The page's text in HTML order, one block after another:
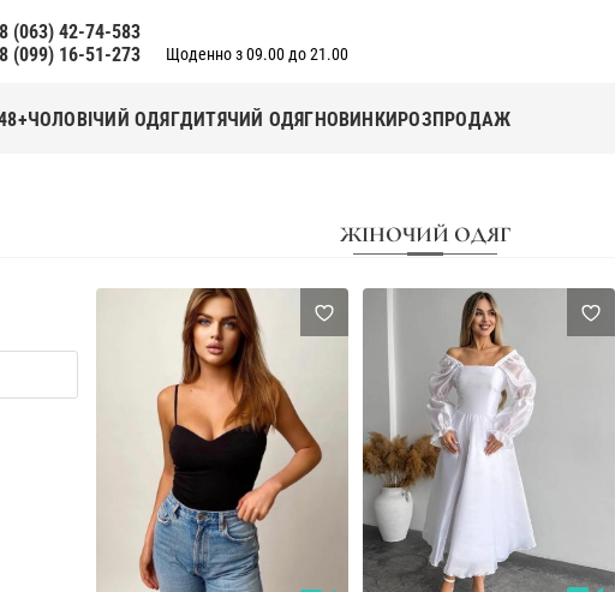
(063) 42-74-583
(099) 16-51-273
Щоденно з 09.00 до 21.00
ЧОЛОВІЧИЙ ОДЯГДИТЯЧИЙ ОДЯГНОВИНКИРОЗПРОДАЖ
ЖІНОЧИЙ ОДЯГ